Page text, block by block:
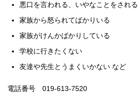
悪口を言われる、いやなことをされる
家族から怒られてばかりいる
家族がけんかばかりしている
学校に行きたくない
友達や先生とうまくいかない など
電話番号 019-613-7520